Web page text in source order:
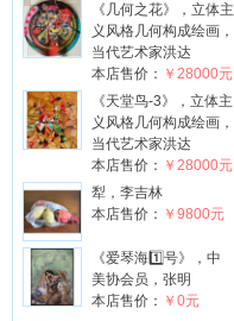
《几何之花》，立体主
义风格几何构成绘画，
当代艺术家洪达
本店售价： ￥28000元
《天堂鸟-3》，立体主
义风格几何构成绘画，
当代艺术家洪达
本店售价： ￥28000元
犁，李吉林
本店售价： ￥9800元
《爱琴海1️⃣号》，中
美协会员，张明
本店售价： ￥0元